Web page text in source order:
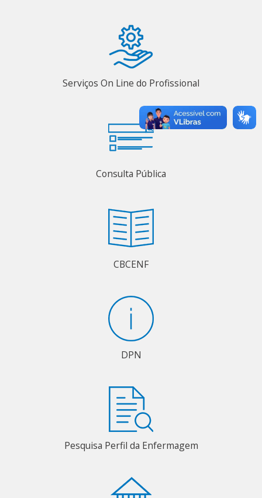
Serviços On Line do Profissional
Consulta Pública
CBCENF
DPN
Pesquisa Perfil da Enfermagem